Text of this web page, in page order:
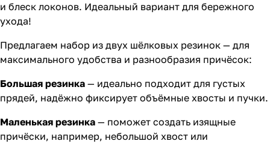
и блеск локонов. Идеальный вариант для бережного
ухода!
Предлагаем набор из двух шёлковых резинок — для
максимального удобства и разнообразия причёсок:
Большая резинка — идеально подходит для густых
прядей, надёжно фиксирует объёмные хвосты и пучки.
Маленькая резинка — поможет создать изящные
причёски, например, небольшой хвост или